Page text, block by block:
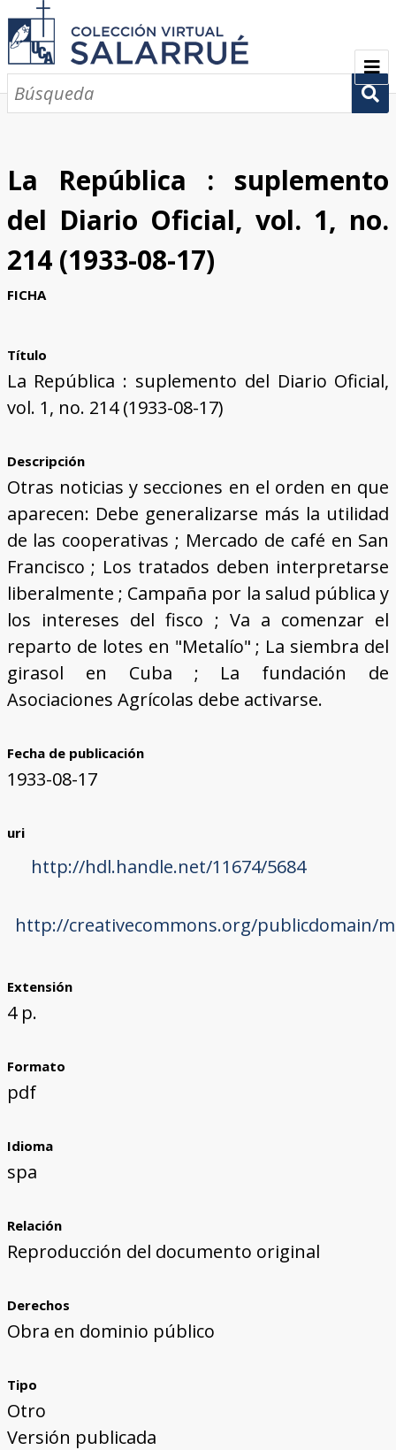
PRESENTACIÓN
CRONOLOGÍA
COLECCIONES
GALERÍA
La República : suplemento
del Diario Oficial, vol. 1, no.
214 (1933-08-17)
FICHA
Título
La República : suplemento del Diario Oficial,
vol. 1, no. 214 (1933-08-17)
Descripción
Otras noticias y secciones en el orden en que
aparecen: Debe generalizarse más la utilidad
de las cooperativas ; Mercado de café en San
Francisco ; Los tratados deben interpretarse
liberalmente ; Campaña por la salud pública y
los intereses del fisco ; Va a comenzar el
reparto de lotes en "Metalío" ; La siembra del
girasol en Cuba ; La fundación de
Asociaciones Agrícolas debe activarse.
Fecha de publicación
1933-08-17
uri
http://hdl.handle.net/11674/5684
http://creativecommons.org/publicdomain/
Extensión
4 p.
Formato
pdf
Idioma
spa
Relación
Reproducción del documento original
Derechos
Obra en dominio público
Tipo
Otro
Versión publicada